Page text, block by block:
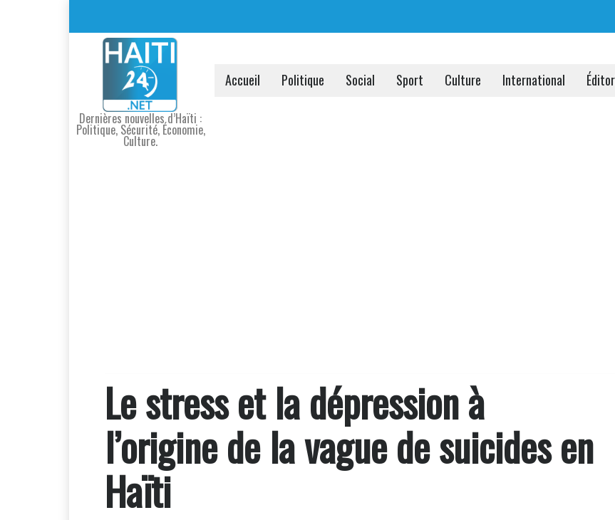
Dernières nouvelles d’Haïti :
Politique, Sécurité, Économie,
Culture.
Accueil Politique Social Sport Culture International
Le stress et la dépression à
l’origine de la vague de suicides en
Haïti